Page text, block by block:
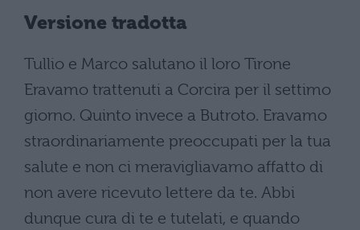
Versione tradotta
Tullio e Marco salutano il loro Tirone
Eravamo trattenuti a Corcira per il settimo
giorno. Quinto invece a Butroto. Eravamo
straordinariamente preoccupati per la tua
salute e non ci meravigliavamo affatto di
non avere ricevuto lettere da te. Abbi
dunque cura di te e tutelati, e quando